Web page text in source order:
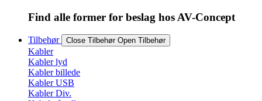
Find alle former for beslag hos AV-Concept
Tilbehør Close Tilbehør Open Tilbehør
Kabler
Kabler lyd
Kabler billede
Kabler USB
Kabler Div.